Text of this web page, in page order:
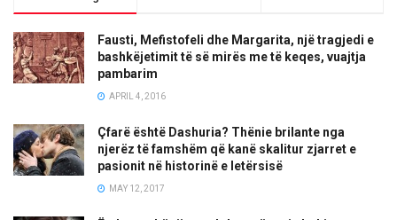
Fausti, Mefistofeli dhe Margarita, një tragjedi e
bashkëjetimit të së mirës me të keqes, vuajtja
pambarim
APRIL 4, 2016
Çfarë është Dashuria? Thënie brilante nga
njerëz të famshëm që kanë skalitur zjarret e
pasionit në historinë e letërsisë
MAY 12, 2017